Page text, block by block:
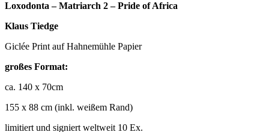
Loxodonta – Matriarch 2 – Pride of Africa
Klaus Tiedge
Giclée Print auf Hahnemühle Papier
großes Format:
ca. 140 x 70cm
155 x 88 cm (inkl. weißem Rand)
limitiert und signiert weltweit 10 Ex.